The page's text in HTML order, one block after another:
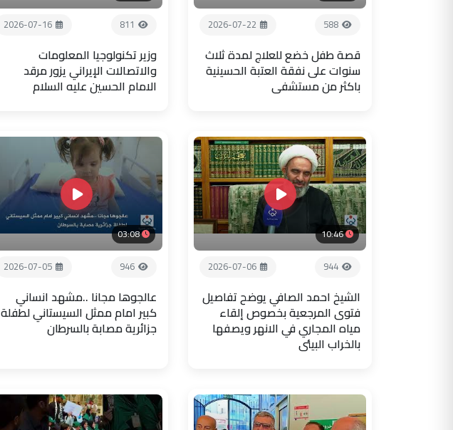
588
2026-07-22
قصة طفل خضع للعلاج لمدة ثلاث
سنوات على نفقة العتبة الحسينية
باكثر من مستشفى
811
2026-07-16
وزير تكنولوجيا المعلومات
والاتصالات الإيراني يزور مرقد
الامام الحسين عليه السلام
10:46
944
2026-07-06
الشيخ احمد الصافي يوضح تفاصيل
فتوى المرجعية بخصوص إلقاء
مياه المجاري في الانهر ويصفها
بالخراب البيئي
03:08
946
2026-07-05
عالجوها مجانا ..مشهد انساني
كبير امام ممثل السيستاني لطفلة
جزائرية مصابة بالسرطان